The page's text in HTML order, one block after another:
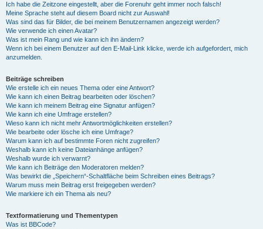
Ich habe die Zeitzone eingestellt, aber die Forenuhr geht immer noch falsch!
Meine Sprache steht auf diesem Board nicht zur Auswahl!
Was sind das für Bilder, die bei meinem Benutzernamen angezeigt werden?
Wie verwende ich einen Avatar?
Was ist mein Rang und wie kann ich ihn ändern?
Wenn ich bei einem Benutzer auf den E-Mail-Link klicke, werde ich aufgefordert, mich
anzumelden.
Beiträge schreiben
Wie erstelle ich ein neues Thema oder eine Antwort?
Wie kann ich einen Beitrag bearbeiten oder löschen?
Wie kann ich meinem Beitrag eine Signatur anfügen?
Wie kann ich eine Umfrage erstellen?
Wieso kann ich nicht mehr Antwortmöglichkeiten erstellen?
Wie bearbeite oder lösche ich eine Umfrage?
Warum kann ich auf bestimmte Foren nicht zugreifen?
Weshalb kann ich keine Dateianhänge anfügen?
Weshalb wurde ich verwarnt?
Wie kann ich Beiträge den Moderatoren melden?
Was bewirkt die „Speichern“-Schaltfläche beim Schreiben eines Beitrags?
Warum muss mein Beitrag erst freigegeben werden?
Wie markiere ich ein Thema als neu?
Textformatierung und Thementypen
Was ist BBCode?